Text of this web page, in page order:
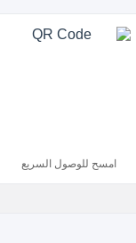
امسح للوصول السريع